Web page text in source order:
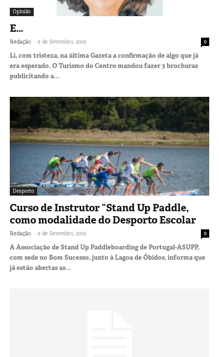
Opinião
E…
Redação - 6 de Setembro, 2019 0
Li, com tristeza, na última Gazeta a confirmação de algo que já
era esperado. O Turismo do Centro mandou fazer 3 brochuras
publicitando a...
Desporto
Curso de Instrutor “Stand Up Paddle,
como modalidade do Desporto Escolar
Redação - 6 de Setembro, 2019 0
A Associação de Stand Up Paddleboarding de Portugal-ASUPP,
com sede no Bom Sucesso, junto à Lagoa de Óbidos, informa que
já estão abertas as...